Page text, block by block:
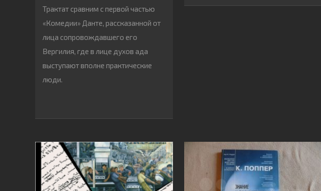
Трактат сравним с первой частью
«Комедии» Данте, рассказанной от
лица сопровождавшего его
Вергилия, где в лице духов ада
выступают вполне практические
люди.